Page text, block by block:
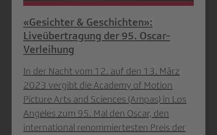
«Gesichter & Geschichten»:
Liveübertragung der 95. Oscar-
Verleihung
In der Nacht vom 12. auf den 13. März
2023 vergibt die Academy of Motion
Picture Arts and Sciences (Ampas) in Los
Angeles zum 95. Mal den Oscar, den
international renommiertesten Preis der